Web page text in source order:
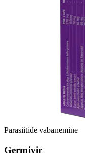
Parasiitide vabanemine
Germivir